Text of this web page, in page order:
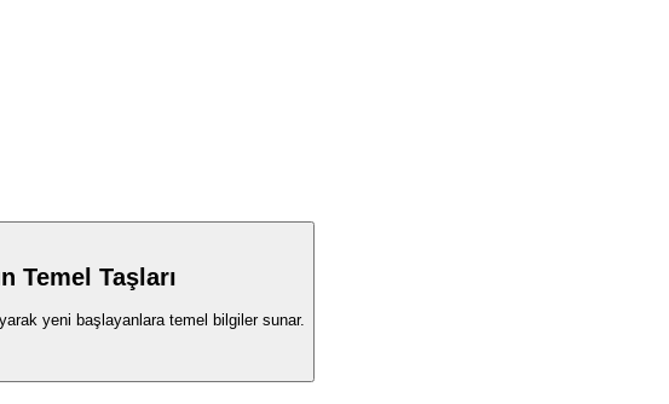
Temel Taşları
yeni başlayanlara temel bilgiler sunar.